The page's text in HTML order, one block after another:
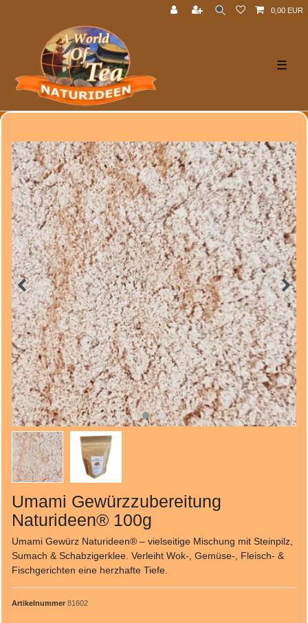
0,00 EUR
☰
Umami Gewürzzubereitung
Naturideen® 100g
Umami Gewürz Naturideen® – vielseitige Mischung mit Steinpilz,
Sumach & Schabzigerklee. Verleiht Wok-, Gemüse-, Fleisch- &
Fischgerichten eine herzhafte Tiefe.
Artikelnummer 81602